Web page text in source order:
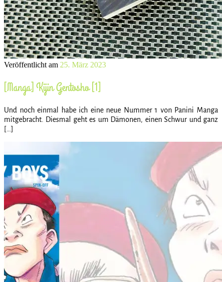
Veröffentlicht am 25. März 2023
[Manga] Kijin Gentosho [1]
Und noch einmal habe ich eine neue Nummer 1 von Panini Manga
mitgebracht. Diesmal geht es um Dämonen, einen Schwur und ganz
[…]